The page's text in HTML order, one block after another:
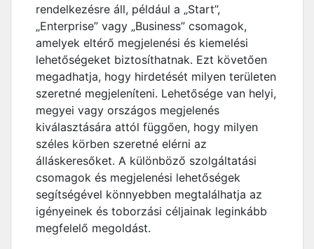
rendelkezésre áll, például a „Start”,
„Enterprise” vagy „Business” csomagok,
amelyek eltérő megjelenési és kiemelési
lehetőségeket biztosíthatnak. Ezt követően
megadhatja, hogy hirdetését milyen területen
szeretné megjeleníteni. Lehetősége van helyi,
megyei vagy országos megjelenés
kiválasztására attól függően, hogy milyen
széles körben szeretné elérni az
álláskeresőket. A különböző szolgáltatási
csomagok és megjelenési lehetőségek
segítségével könnyebben megtalálhatja az
igényeinek és toborzási céljainak leginkább
megfelelő megoldást.